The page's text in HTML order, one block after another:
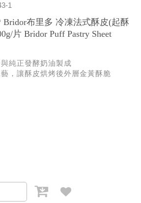
1
布里多 冷凍法式酥皮(起酥
片 Bridor Puff Pastry Sheet
純正發酵奶油製成
，讓酥皮烘烤後外層金黃酥脆